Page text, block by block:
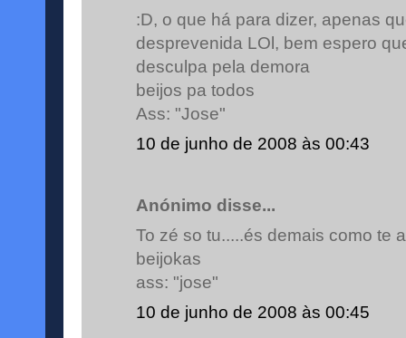
:D, o que há para dizer, apenas
desprevenida LOl, bem espero
desculpa pela demora
beijos pa todos
Ass: "Jose"
10 de junho de 2008 às 00:43
Anónimo disse...
To zé so tu.....és demais como te
beijokas
ass: "jose"
10 de junho de 2008 às 00:45